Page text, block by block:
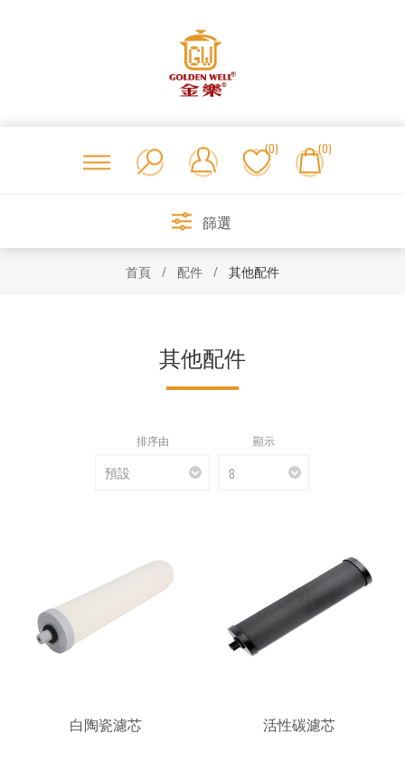
(0) (0)
篩選
首頁 / 配件 / 其他配件
其他配件
排序由 顯示
白陶瓷濾芯 活性碳濾芯